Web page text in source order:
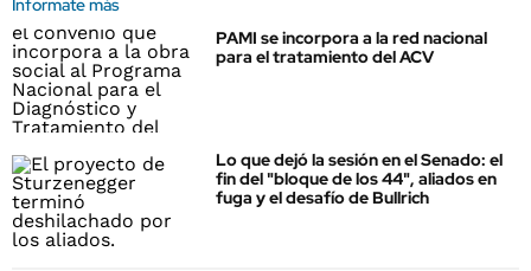
Informate más
PAMI se incorpora a la red nacional
para el tratamiento del ACV
Lo que dejó la sesión en el Senado: el
fin del "bloque de los 44", aliados en
fuga y el desafío de Bullrich